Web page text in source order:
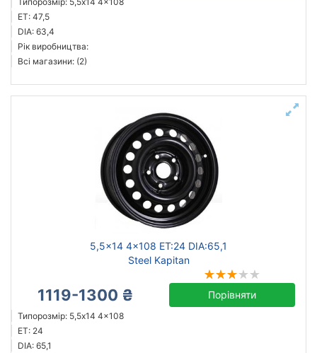
ET: 47,5
DIA: 63,4
Рік виробництва:
Всі магазини: (2)
5,5x14 4x108 ET:24 DIA:65,1
Steel Kapitan
1119-1300 ₴ Порівняти
Типорозмір: 5,5x14 4x108
ET: 24
DIA: 65,1
ALST (KFZ)
Magnetto
Усі бренди
литий
Підібрати